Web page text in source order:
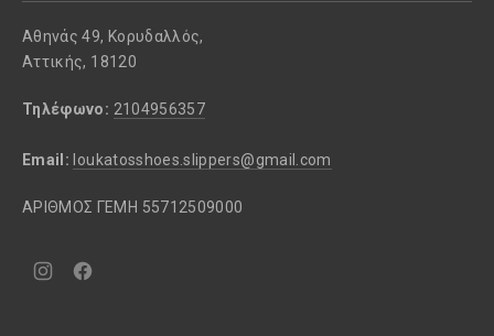
Αθηνάς 49, Κορυδαλλός,
Αττικής, 18120
Τηλέφωνο: 2104956357
Email: loukatosshoes.slippers@gmail.com
ΑΡΙΘΜΟΣ ΓΕΜΗ 55712509000
Νέο
Νέο